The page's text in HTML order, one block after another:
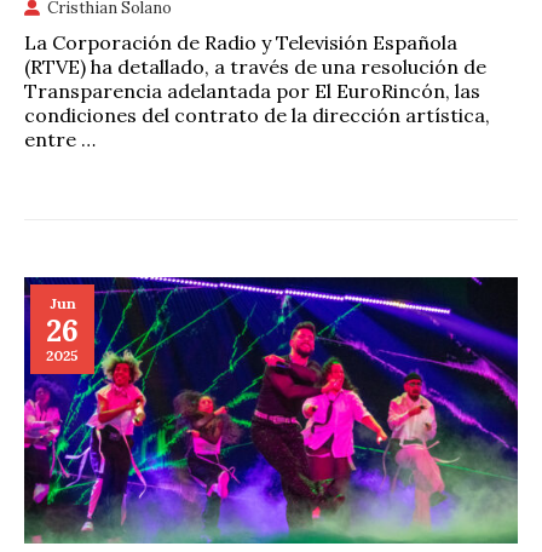
Cristhian Solano
La Corporación de Radio y Televisión Española
(RTVE) ha detallado, a través de una resolución de
Transparencia adelantada por El EuroRincón, las
condiciones del contrato de la dirección artística,
entre …
Jun
26
2025